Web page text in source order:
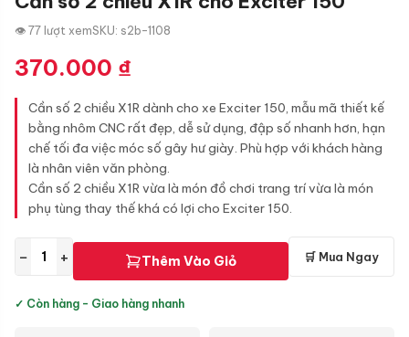
👁 77 lượt xemSKU: s2b-1108
370.000 ₫
Cần số 2 chiều X1R dành cho xe Exciter 150, mẫu mã thiết kế
bằng nhôm CNC rất đẹp, dễ sử dụng, đập số nhanh hơn, hạn
chế tối đa việc móc số gây hư giày. Phù hợp với khách hàng
là nhân viên văn phòng.
Cần số 2 chiều X1R vừa là món đồ chơi trang trí vừa là món
phụ tùng thay thế khá có lợi cho Exciter 150.
− + Thêm Vào Giỏ 🛒 Mua Ngay
✓ Còn hàng - Giao hàng nhanh